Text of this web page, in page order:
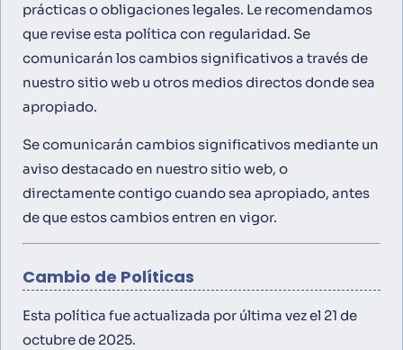
prácticas o obligaciones legales. Le recomendamos
que revise esta política con regularidad. Se
comunicarán los cambios significativos a través de
nuestro sitio web u otros medios directos donde sea
apropiado.
Se comunicarán cambios significativos mediante un
aviso destacado en nuestro sitio web, o
directamente contigo cuando sea apropiado, antes
de que estos cambios entren en vigor.
Cambio de Políticas
Esta política fue actualizada por última vez el 21 de
octubre de 2025.